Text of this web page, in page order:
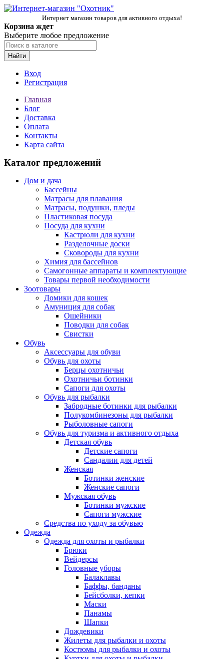
Интернет магазин товаров для активного отдыха!
Корзина ждет
Выберите любое предложение
Найти
Вход
Регистрация
Главная
Блог
Доставка
Оплата
Контакты
Карта сайта
Каталог предложений
Дом и дача
Бассейны
Матрасы для плавания
Матрасы, подушки, пледы
Пластиковая посуда
Посуда для кухни
Кастрюли для кухни
Разделочные доски
Сковороды для кухни
Химия для бассейнов
Самогонные аппараты и комплектующие
Товары первой необходимости
Зоотовары
Домики для кошек
Амуниция для собак
Ошейники
Поводки для собак
Свистки
Обувь
Аксессуары для обуви
Обувь для охоты
Берцы охотничьи
Охотничьи ботинки
Сапоги для охоты
Обувь для рыбалки
Забродные ботинки для рыбалки
Полукомбинезоны для рыбалки
Рыболовные сапоги
Обувь для туризма и активного отдыха
Детская обувь
Детские сапоги
Сандалии для детей
Женская
Ботинки женские
Женские сапоги
Мужская обувь
Ботинки мужские
Сапоги мужские
Средства по уходу за обувью
Одежда
Одежда для охоты и рыбалки
Брюки
Вейдерсы
Головные уборы
Балаклавы
Баффы, банданы
Бейсболки, кепки
Маски
Панамы
Шапки
Дождевики
Жилеты для рыбалки и охоты
Костюмы для рыбалки и охоты